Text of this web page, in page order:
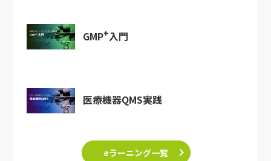
GMP+入門
医療機器QMS実践
eラーニング一覧